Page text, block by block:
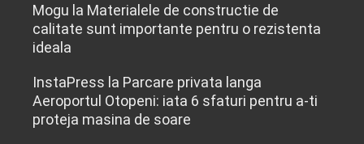
Mogu la Materialele de constructie de
calitate sunt importante pentru o rezistenta
ideala
InstaPress la Parcare privata langa
Aeroportul Otopeni: iata 6 sfaturi pentru a-ti
proteja masina de soare